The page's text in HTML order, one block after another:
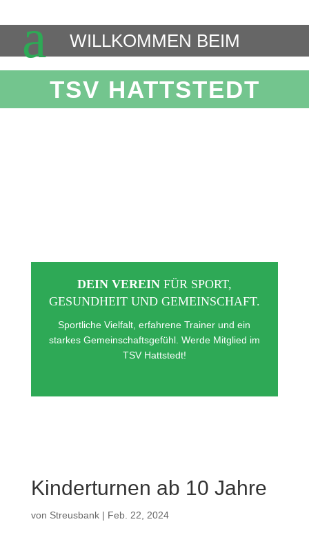
WILLKOMMEN BEIM
TSV HATTSTEDT
DEIN VEREIN FÜR SPORT,
GESUNDHEIT UND GEMEINSCHAFT.
Sportliche Vielfalt, erfahrene Trainer und ein
starkes Gemeinschaftsgefühl. Werde Mitglied im
TSV Hattstedt!
Kinderturnen ab 10 Jahre
von Streusbank| Feb. 22, 2024